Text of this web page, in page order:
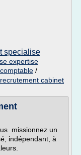
specialise
expertise
/
recrutement cabinet
missionnez un
indépendant, à